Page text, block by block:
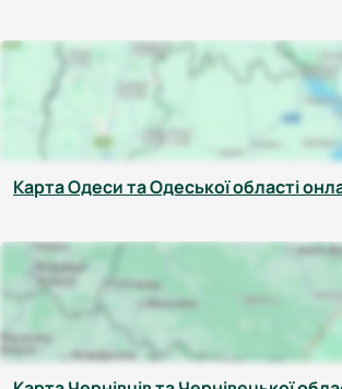
Карта Одеси та Одеської області